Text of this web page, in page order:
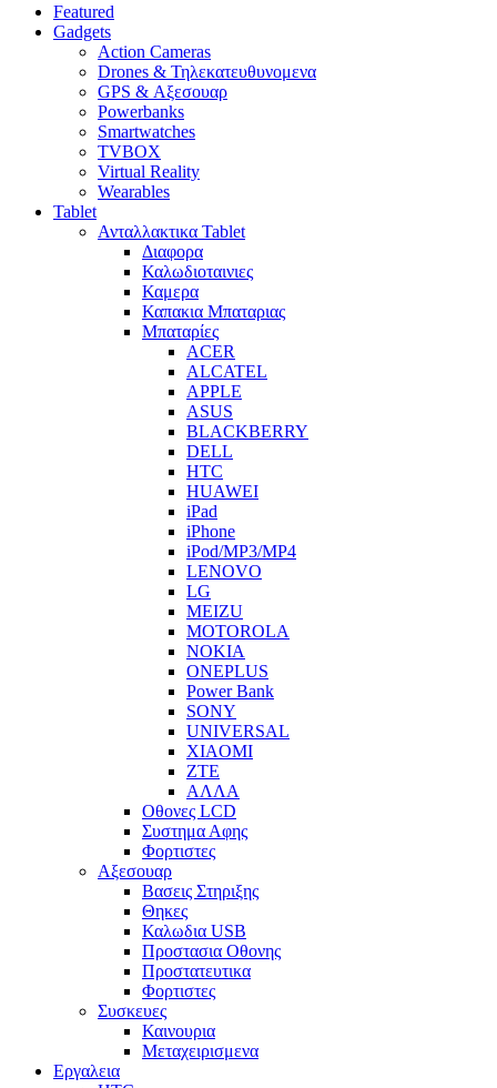
Featured
Gadgets
Action Cameras
Drones & Τηλεκατευθυνομενα
GPS & Αξεσουαρ
Powerbanks
Smartwatches
TVBOX
Virtual Reality
Wearables
Tablet
Ανταλλακτικα Tablet
Διαφορα
Καλωδιοταινιες
Καμερα
Καπακια Μπαταριας
Μπαταρίες
ACER
ALCATEL
APPLE
ASUS
BLACKBERRY
DELL
HTC
HUAWEI
iPad
iPhone
iPod/MP3/MP4
LENOVO
LG
MEIZU
MOTOROLA
NOKIA
ONEPLUS
Power Bank
SONY
UNIVERSAL
XIAOMI
ZTE
ΑΛΛΑ
Οθονες LCD
Συστημα Αφης
Φορτιστες
Αξεσουαρ
Βασεις Στηριξης
Θηκες
Καλωδια USB
Προστασια Οθονης
Προστατευτικα
Φορτιστες
Συσκευες
Καινουρια
Μεταχειρισμενα
Εργαλεια